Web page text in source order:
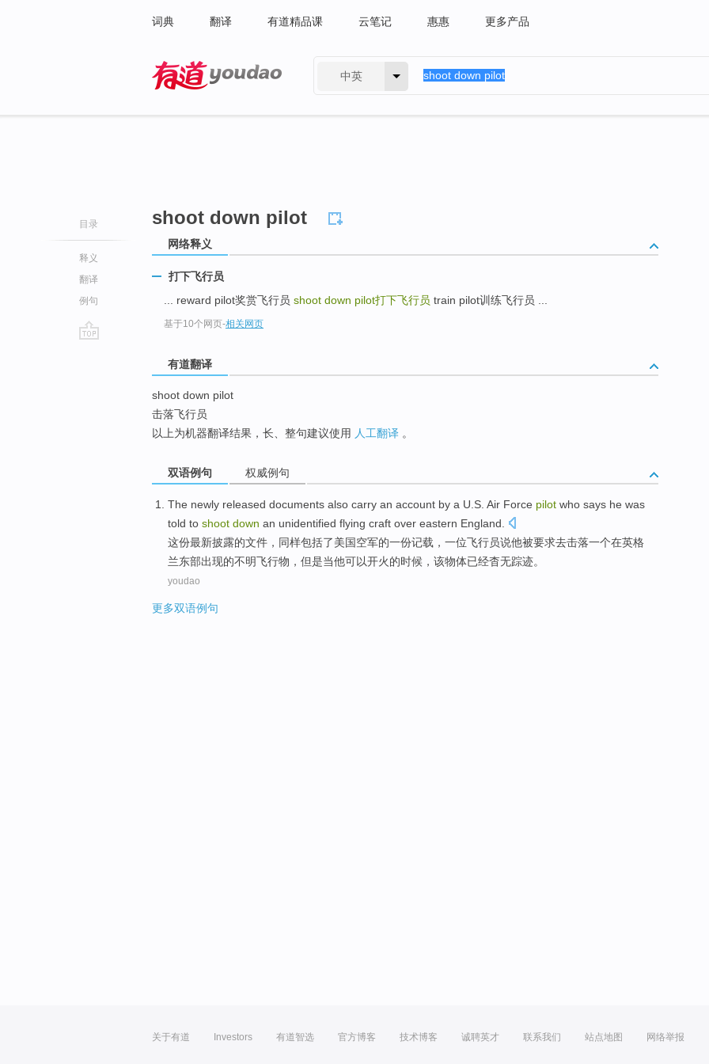
词典 翻译 有道精品课 云笔记 惠惠 更多产品
中英
目录
释义
翻译
例句
shoot down pilot
网络释义
打下飞行员
... reward pilot奖赏飞行员 shoot down pilot打下飞行员 train pilot训练飞行员 ...
基于10个网页-相关网页
有道翻译
shoot down pilot
击落飞行员
以上为机器翻译结果，长、整句建议使用 人工翻译 。
双语例句 权威例句
The newly released documents also carry an account by a U.S. Air Force pilot who says he was
told to shoot down an unidentified flying craft over eastern England
这份最新披露的文件 ， 同样包括了美国空军的一份记载， 一位飞行员说他被要求去击落一个在英格
兰东部出现的不明飞行物，但是当他可以开火的时候，该物体已经杳无踪迹。
youdao
更多双语例句
关于有道 Investors 有道智选 官方博客 技术博客 诚聘英才 联系我们 站点地图 网络举报